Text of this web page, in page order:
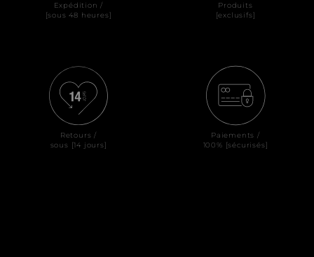
Expédition /
[sous 48 heures]
Produits
[exclusifs]
Retours /
sous [14 jours]
Paiements /
100% [sécurisés]